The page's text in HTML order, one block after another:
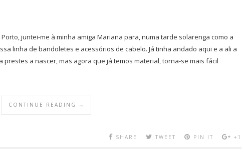
juntei-me à minha amiga Mariana para, numa tarde solarenga como a
linha de bandoletes e acessórios de cabelo. Já tinha andado aqui e a ali a
a nascer, mas agora que já temos material, torna-se mais fácil
CONTINUE READING →
SHARE TWEET PIN IT +1